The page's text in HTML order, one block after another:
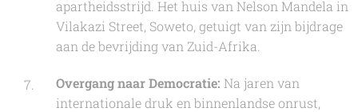
apartheidsstrijd. Het huis van Nelson Mandela in
Vilakazi Street, Soweto, getuigt van zijn bijdrage
aan de bevrijding van Zuid-Afrika.
Overgang naar Democratie: Na jaren van
internationale druk en binnenlandse onrust,